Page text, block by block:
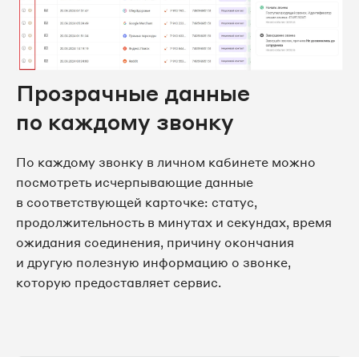
Прозрачные данные
по каждому звонку
По каждому звонку в личном кабинете можно
посмотреть исчерпывающие данные
в соответствующей карточке: статус,
продолжительность в минутах и секундах, время
ожидания соединения, причину окончания
и другую полезную информацию о звонке,
которую предоставляет сервис.